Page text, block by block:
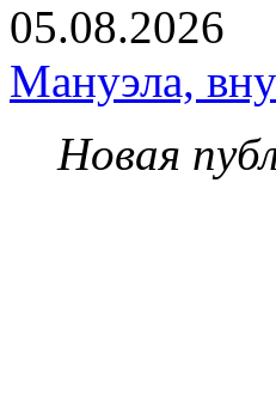
05.08.2026
Мануэла,
Новая